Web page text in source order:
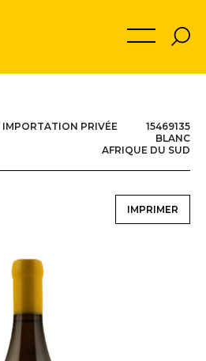
IMPORTATION PRIVÉE 15469135
BLANC
AFRIQUE DU SUD
IMPRIMER